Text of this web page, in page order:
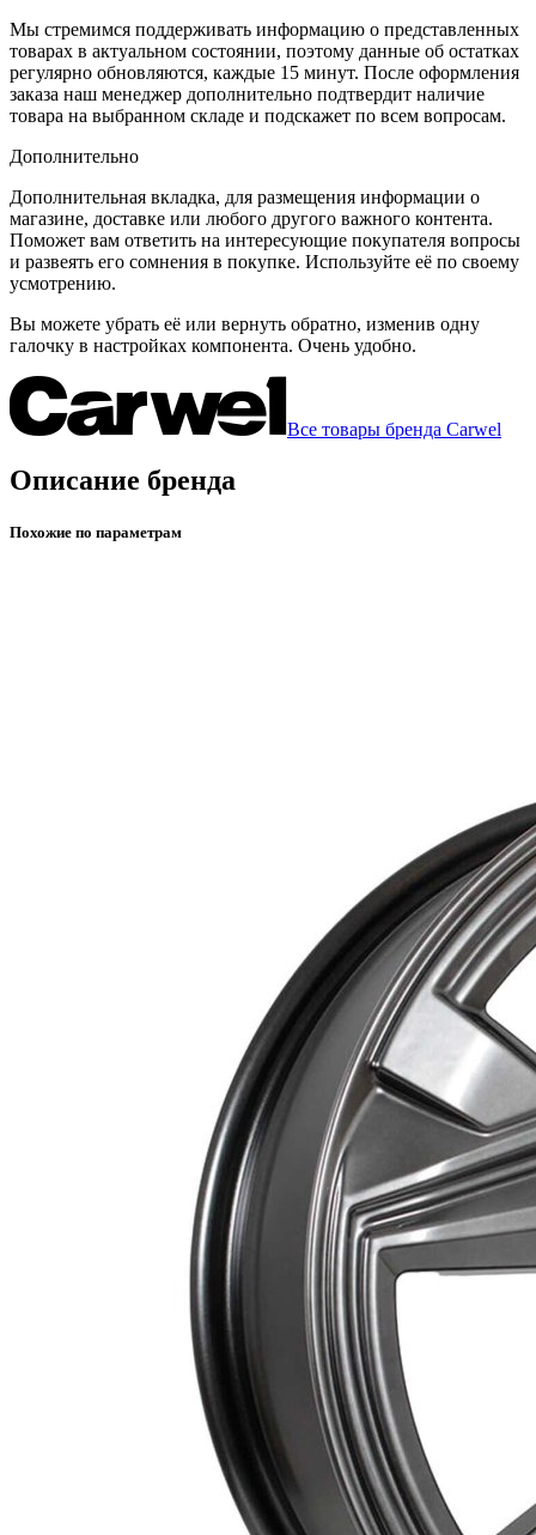
Мы стремимся поддерживать информацию о представленных
товарах в актуальном состоянии, поэтому данные об остатках
регулярно обновляются, каждые 15 минут. После оформления
заказа наш менеджер дополнительно подтвердит наличие
товара на выбранном складе и подскажет по всем вопросам.
Дополнительно
Дополнительная вкладка, для размещения информации о
магазине, доставке или любого другого важного контента.
Поможет вам ответить на интересующие покупателя вопросы
и развеять его сомнения в покупке. Используйте её по своему
усмотрению.
Вы можете убрать её или вернуть обратно, изменив одну
галочку в настройках компонента. Очень удобно.
Все товары бренда Carwel
Описание бренда
Похожие по параметрам